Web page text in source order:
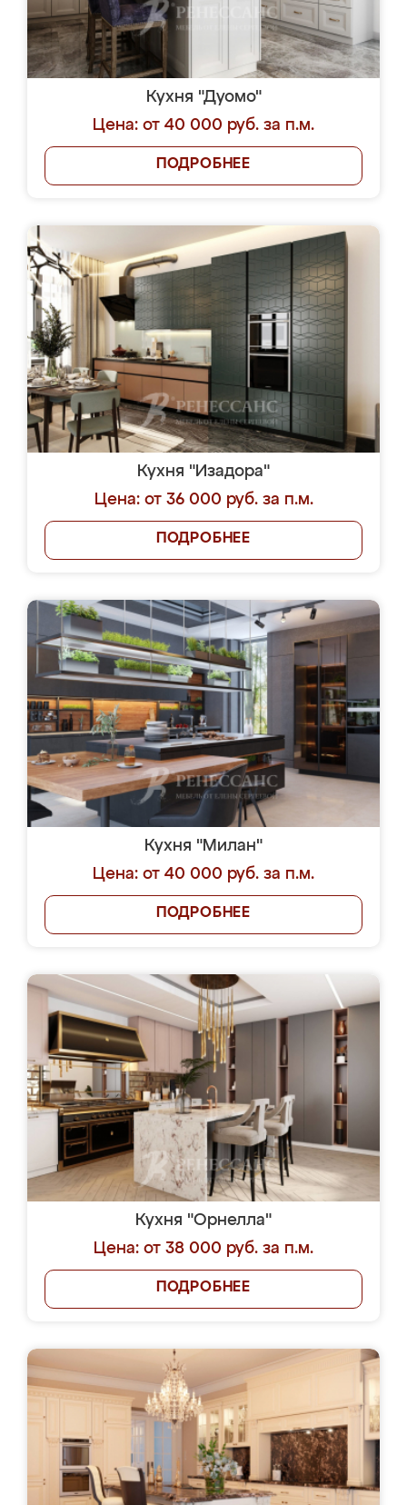
Кухня "Дуомо"
Цена: от 40 000 руб. за п.м.
ПОДРОБНЕЕ
Кухня "Изадора"
Цена: от 36 000 руб. за п.м.
ПОДРОБНЕЕ
Кухня "Милан"
Цена: от 40 000 руб. за п.м.
ПОДРОБНЕЕ
Кухня "Орнелла"
Цена: от 38 000 руб. за п.м.
ПОДРОБНЕЕ